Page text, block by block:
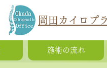
岡田カイロプ
施術の流れ